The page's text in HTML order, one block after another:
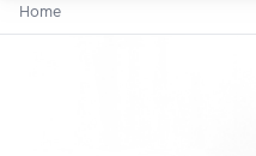
Home